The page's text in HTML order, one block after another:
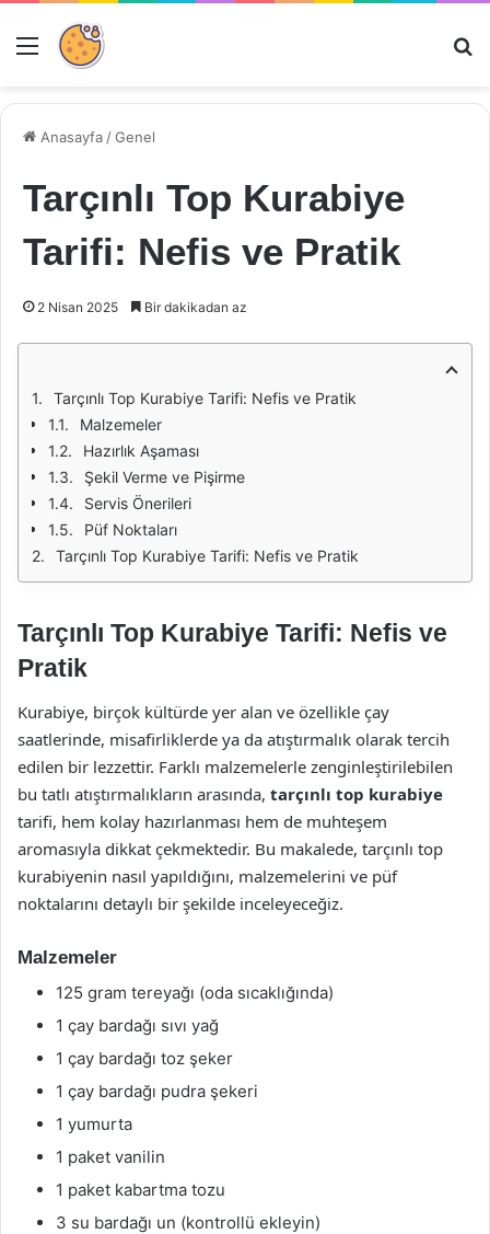
Menü
Anasayfa /Genel
Tarçınlı Top Kurabiye
Tarifi: Nefis ve Pratik
2 Nisan 2025 Bir dakikadan az
Tarçınlı Top Kurabiye Tarifi: Nefis ve Pratik
Malzemeler
Hazırlık Aşaması
Şekil Verme ve Pişirme
Servis Önerileri
Püf Noktaları
Tarçınlı Top Kurabiye Tarifi: Nefis ve Pratik
Tarçınlı Top Kurabiye Tarifi: Nefis ve
Pratik
Kurabiye, birçok kültürde yer alan ve özellikle çay
saatlerinde, misafirliklerde ya da atıştırmalık olarak tercih
edilen bir lezzettir. Farklı malzemelerle zenginleştirilebilen
bu tatlı atıştırmalıkların arasında, tarçınlı top kurabiye
tarifi, hem kolay hazırlanması hem de muhteşem
aromasıyla dikkat çekmektedir. Bu makalede, tarçınlı top
kurabiyenin nasıl yapıldığını, malzemelerini ve püf
noktalarını detaylı bir şekilde inceleyeceğiz.
Malzemeler
125 gram tereyağı (oda sıcaklığında)
1 çay bardağı sıvı yağ
1 çay bardağı toz şeker
1 çay bardağı pudra şekeri
1 yumurta
1 paket vanilin
1 paket kabartma tozu
3 su bardağı un (kontrollü ekleyin)